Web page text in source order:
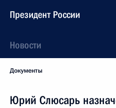
Президент России
Новости
Документы
Юрий Слюсарь